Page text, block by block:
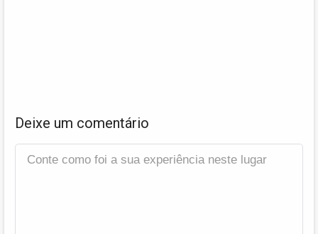
Deixe um comentário